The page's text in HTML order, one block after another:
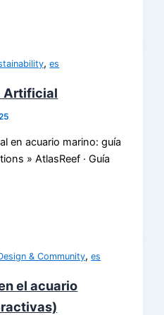
,es
Artificial
en acuario marino: guía
» AtlasReef · Guía
& Community,es
el acuario